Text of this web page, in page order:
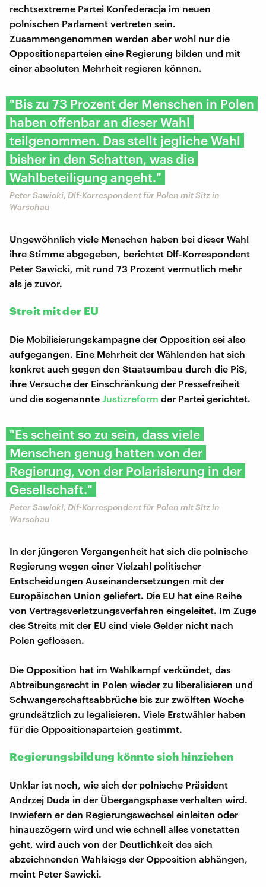
rechtsextreme Partei Konfederacja im neuen
polnischen Parlament vertreten sein.
Zusammengenommen werden aber wohl nur die
Oppositionsparteien eine Regierung bilden und mit
einer absoluten Mehrheit regieren können.
"Bis zu 73 Prozent der Menschen in Polen
haben offenbar an dieser Wahl
teilgenommen. Das stellt jegliche Wahl
bisher in den Schatten, was die
Wahlbeteiligung angeht."
Peter Sawicki, Dlf-Korrespondent für Polen mit Sitz in
Warschau
Ungewöhnlich viele Menschen haben bei dieser Wahl
ihre Stimme abgegeben, berichtet Dlf-Korrespondent
Peter Sawicki, mit rund 73 Prozent vermutlich mehr
als je zuvor.
Streit mit der EU
Die Mobilisierungskampagne der Opposition sei also
aufgegangen. Eine Mehrheit der Wählenden hat sich
konkret auch gegen den Staatsumbau durch die PiS,
ihre Versuche der Einschränkung der Pressefreiheit
und die sogenannte Justizreform der Partei gerichtet.
"Es scheint so zu sein, dass viele
Menschen genug hatten von der
Regierung, von der Polarisierung in der
Gesellschaft."
Peter Sawicki, Dlf-Korrespondent für Polen mit Sitz in
Warschau
In der jüngeren Vergangenheit hat sich die polnische
Regierung wegen einer Vielzahl politischer
Entscheidungen Auseinandersetzungen mit der
Europäischen Union geliefert. Die EU hat eine Reihe
von Vertragsverletzungsverfahren eingeleitet. Im Zuge
des Streits mit der EU sind viele Gelder nicht nach
Polen geflossen.
Die Opposition hat im Wahlkampf verkündet, das
Abtreibungsrecht in Polen wieder zu liberalisieren und
Schwangerschaftsabbrüche bis zur zwölften Woche
grundsätzlich zu legalisieren. Viele Erstwähler haben
für die Oppositionsparteien gestimmt.
Regierungsbildung könnte sich hinziehen
Unklar ist noch, wie sich der polnische Präsident
Andrzej Duda in der Übergangsphase verhalten wird.
Inwiefern er den Regierungswechsel einleiten oder
hinauszögern wird und wie schnell alles vonstatten
geht, wird auch von der Deutlichkeit des sich
abzeichnenden Wahlsiegs der Opposition abhängen,
meint Peter Sawicki.